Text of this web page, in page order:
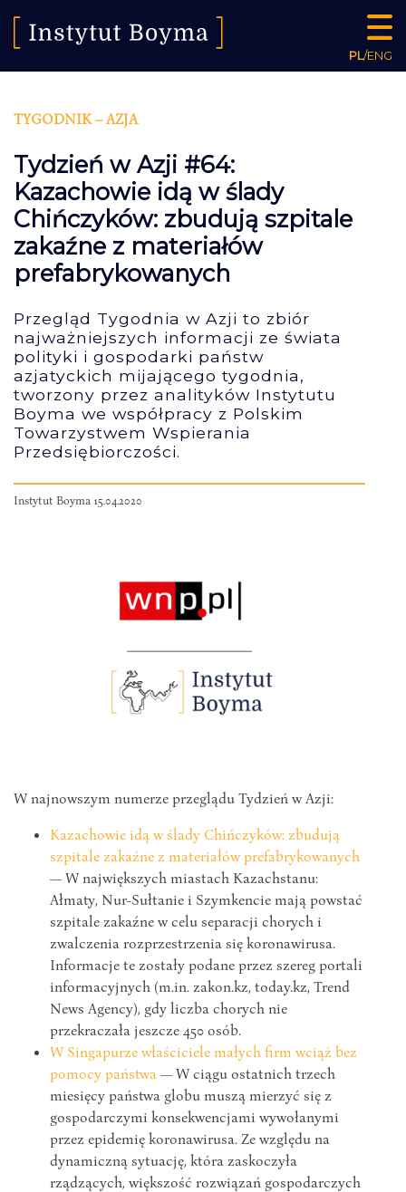
PL/ENG
TYGODNIK – AZJA
Tydzień w Azji #64:
Kazachowie idą w ślady
Chińczyków: zbudują szpitale
zakaźne z materiałów
prefabrykowanych
Przegląd Tygodnia w Azji to zbiór
najważniejszych informacji ze świata
polityki i gospodarki państw
azjatyckich mijającego tygodnia,
tworzony przez analityków Instytutu
Boyma we współpracy z Polskim
Towarzystwem Wspierania
Przedsiębiorczości.
Instytut Boyma 15.04.2020
W najnowszym numerze przeglądu Tydzień w Azji:
Kazachowie idą w ślady Chińczyków: zbudują
szpitale zakaźne z materiałów prefabrykowanych
— W największych miastach Kazachstanu:
Ałmaty, Nur-Sułtanie i Szymkencie mają powstać
szpitale zakaźne w celu separacji chorych i
zwalczenia rozprzestrzenia się koronawirusa.
Informacje te zostały podane przez szereg portali
informacyjnych (m.in. zakon.kz, today.kz, Trend
News Agency), gdy liczba chorych nie
przekraczała jeszcze 450 osób.
W Singapurze właściciele małych firm wciąż bez
pomocy państwa — W ciągu ostatnich trzech
miesięcy państwa globu muszą mierzyć się z
gospodarczymi konsekwencjami wywołanymi
przez epidemię koronawirusa. Ze względu na
dynamiczną sytuację, która zaskoczyła
rządzących, większość rozwiązań gospodarczych